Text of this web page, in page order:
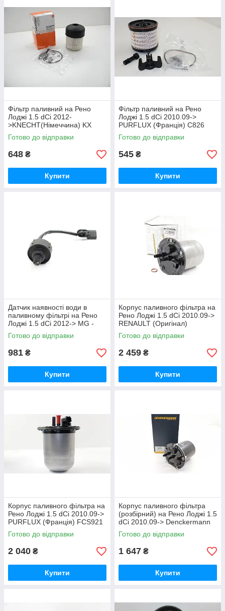
Фільтр паливний на Рено
Лоджі 1.5 dCi 2012-
>KNECHT(Німеччина) KX
338/26D
Готово до відправки
648 ₴
Купити
Фільтр паливний на Рено
Лоджі 1.5 dCi 2010.09->
PURFLUX (Франція) C826
Готово до відправки
545 ₴
Купити
Датчик наявності води в
паливному фільтрі на Рено
Лоджі 1.5 dCi 2012-> MG -
MG1013
Готово до відправки
981 ₴
Купити
Корпус паливного фільтра на
Рено Лоджі 1.5 dCi 2010.09->
RENAULT (Оригінал)
164005420R
Готово до відправки
2 459 ₴
Купити
Корпус паливного фільтра на
Рено Лоджі 1.5 dCi 2010.09->
PURFLUX (Франція) FCS921
Готово до відправки
2 040 ₴
Купити
Корпус паливного фільтра
(розбірний) на Рено Лоджі 1.5
dCi 2010.09-> Denckermann
(Польща) A121020
Готово до відправки
1 647 ₴
Купити